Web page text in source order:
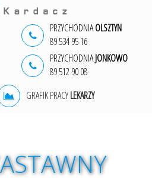
PRZYCHODNIAOLSZTYN
89 534 95 16
PRZYCHODNIAJONKOWO
89 512 90 08
GRAFIK PRACYLEKARZY